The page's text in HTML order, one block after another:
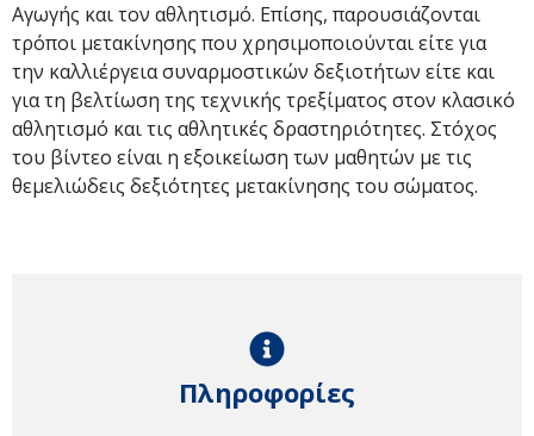
Αγωγής και τον αθλητισμό. Επίσης, παρουσιάζονται
τρόποι μετακίνησης που χρησιμοποιούνται είτε για
την καλλιέργεια συναρμοστικών δεξιοτήτων είτε και
για τη βελτίωση της τεχνικής τρεξίματος στον κλασικό
αθλητισμό και τις αθλητικές δραστηριότητες. Στόχος
του βίντεο είναι η εξοικείωση των μαθητών με τις
θεμελιώδεις δεξιότητες μετακίνησης του σώματος.
Πληροφορίες